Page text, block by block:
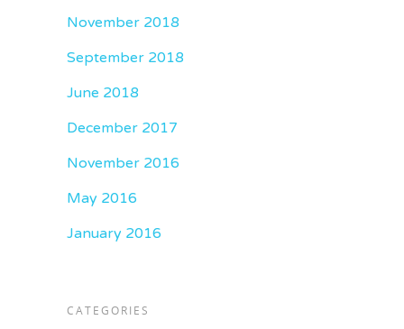
November 2018
September 2018
June 2018
December 2017
November 2016
May 2016
January 2016
CATEGORIES